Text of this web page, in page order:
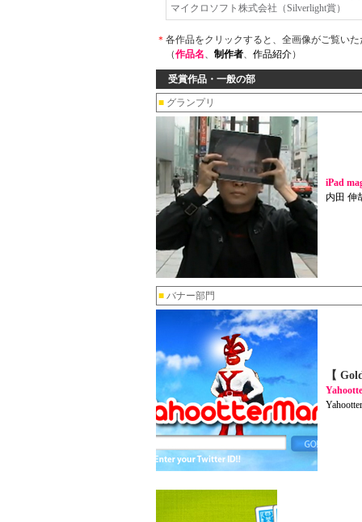
マイクロソフト株式会社（Silverlight賞）
＊ 各作品をクリックすると、全画像がご覧いた
（作品名、 制作者、 作品紹介）
受賞作品・一般の部
■ グランプリ
iPad
内田 伸
■ バナー部門
【